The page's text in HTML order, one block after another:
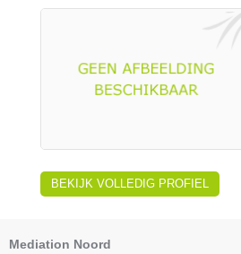
BEKIJK VOLLEDIG PROFIEL
Mediation Noord